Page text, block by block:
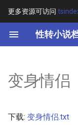
更多资源可访问
性转小说
键
开
搜
其他信息
变身情侣
下载: 变身情侣.txt